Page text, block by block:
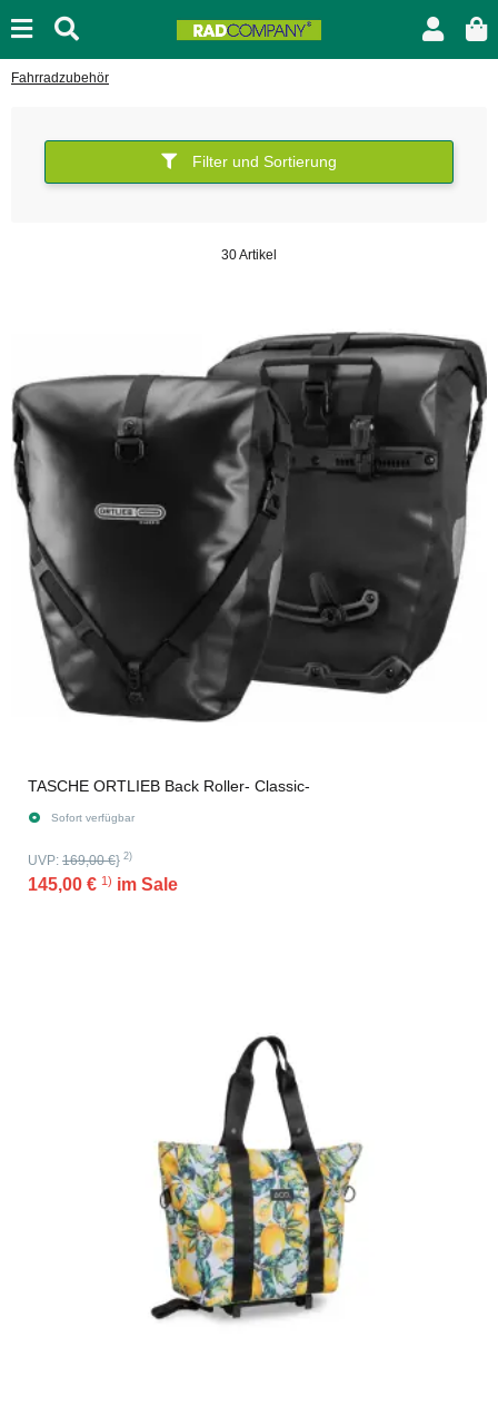
Fahrradzubehör
Filter und Sortierung
30 Artikel
TASCHE ORTLIEB Back Roller- Classic-
Sofort verfügbar
UVP: 169,00 €} 2)
145,00 € 1) im Sale